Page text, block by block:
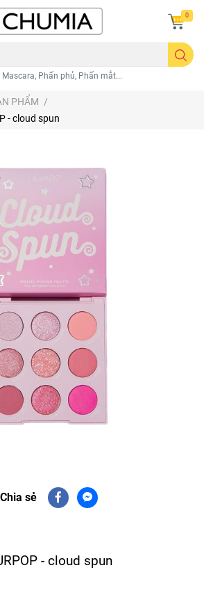
Phấn phủ, Phấn mắt...
0
PHẨM /
- cloud spun
Chia sẻ
- cloud spun